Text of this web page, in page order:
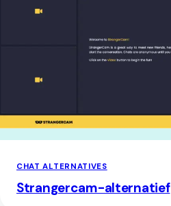
CHAT ALTERNATIVES
Strangercam-alternatief